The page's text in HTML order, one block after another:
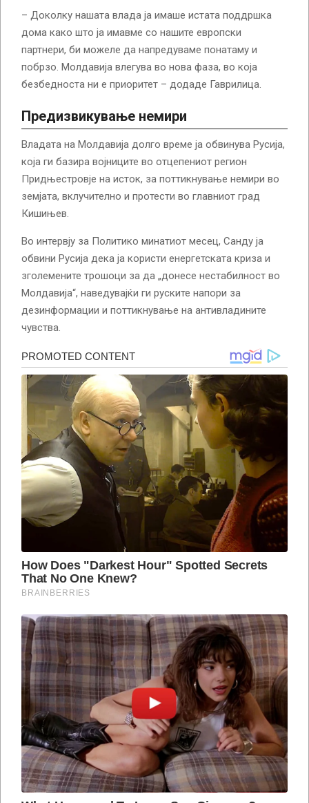
– Доколку нашата влада ја имаше истата поддршка
дома како што ја имавме со нашите европски
партнери, би можеле да напредуваме понатаму и
побрзо. Молдавија влегува во нова фаза, во која
безбедноста ни е приоритет – додаде Гаврилица.
Предизвикување немири
Владата на Молдавија долго време ја обвинува Русија,
која ги базира војниците во отцепениот регион
Придњестровје на исток, за поттикнување немири во
земјата, вклучително и протести во главниот град
Кишињев.
Во интервју за Политико минатиот месец, Санду ја
обвини Русија дека ја користи енергетската криза и
зголемените трошоци за да „донесе нестабилност во
Молдавија“, наведувајќи ги руските напори за
дезинформации и поттикнување на антивладините
чувства.